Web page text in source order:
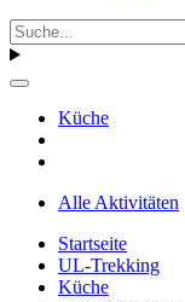
Küche
Alle Aktivitäten
Startseite
UL-Trekking
Küche